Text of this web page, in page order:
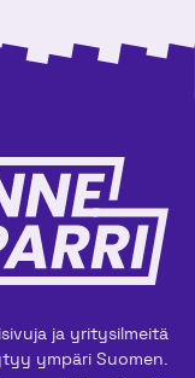
ja yritysilmeitä
ympäri Suomen.